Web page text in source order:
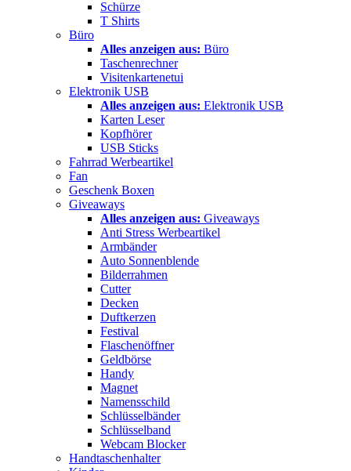
Schürze
T Shirts
Büro
Alles anzeigen aus: Büro
Taschenrechner
Visitenkartenetui
Elektronik USB
Alles anzeigen aus: Elektronik USB
Karten Leser
Kopfhörer
USB Sticks
Fahrrad Werbeartikel
Fan
Geschenk Boxen
Giveaways
Alles anzeigen aus: Giveaways
Anti Stress Werbeartikel
Armbänder
Auto Sonnenblende
Bilderrahmen
Cutter
Decken
Duftkerzen
Festival
Flaschenöffner
Geldbörse
Handy
Magnet
Namensschild
Schlüsselbänder
Schlüsselband
Webcam Blocker
Handtaschenhalter